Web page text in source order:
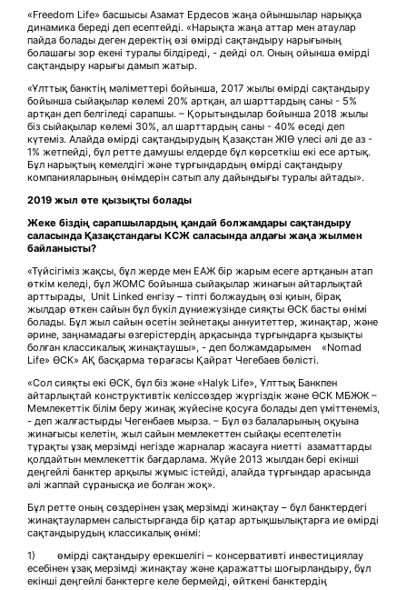
«Freedom Life» басшысы Азамат Ердесов жаңа ойыншылар нарыққа
динамика береді деп есептейді. «Нарықта жаңа аттар мен атаулар
пайда болады деген деректің өзі өмірді сақтандыру нарығының
болашағы зор екені туралы білдіреді, - дейді ол. Оның ойынша өмірді
сақтандыру нарығы дамып жатыр.
«Ұлттық банктің мәліметтері бойынша, 2017 жылы өмірді сақтандыру
бойынша сыйақылар көлемі 20% артқан, ал шарттардың саны - 5%
артқан деп белгіледі сарапшы. – Қорытындылар бойынша 2018 жылы
біз сыйақылар көлемі 30%, ал шарттардың саны - 40% өседі деп
күтеміз. Алайда өмірді сақтандырудың Қазақстан ЖІӨ үлесі әлі де аз -
1% жетпейді, бұл ретте дамушы елдерде бұл көрсеткіш екі есе артық.
Бұл нарықтың кемелдігі және тұрғындардың өмірді сақтандыру
компанияларының өнімдерін сатып алу дайындығы туралы айтады».
2019 жыл өте қызықты болады
Жеке біздің сарапшылардың қандай болжамдары сақтандыру
саласында Қазақстандағы КСЖ саласында алдағы жаңа жылмен
байланысты?
«Түйсігіміз жақсы, бұл жерде мен ЕАЖ бір жарым есеге артқанын атап
өткім келеді, бұл ЖОМС бойынша сыйақылар жинағын айтарлықтай
арттырады, Unit Linked енгізу – тіпті болжаудың өзі қиын, бірақ
жылдар өткен сайын бұл бүкіл дүниежүзінде сияқты ӨСК басты өнімі
болады. Бұл жыл сайын өсетін зейнетақы аннуитеттер, жинақтар, және
әрине, заңнамадағы өзгерістердің арқасында тұрғындарға қызықты
болған классикалық жинақтаушы», - деп болжамдарымен «Nomad
Life» ӨСК» АҚ басқарма төрағасы Қайрат Чегебаев бөлісті.
«Сол сияқты екі ӨСК, бұл біз және «Halyk Life», Ұлттық Банкпен
айтарлықтай конструктивтік келіссөздер жүргіздік және ӨСК МБЖЖ –
Мемлекеттік білім беру жинақ жүйесіне қосуға болады деп үміттенеміз,
- деп жалғастырды Чегенбаев мырза. – Бұл өз балаларының оқуына
жинағысы келетін, жыл сайын мемлекеттен сыйақы есептелетін
тұрақты ұзақ мерзімді негізде жарналар жасауға ниетті азаматтарды
қолдайтын мемлекеттік бағдарлама. Жүйе 2013 жылдан бері екінші
деңгейлі банктер арқылы жұмыс істейді, алайда тұрғындар арасында
әлі жаппай сұранысқа ие болған жоқ».
Бұл ретте оның сөздерінен ұзақ мерзімді жинақтау – бұл банктердегі
жинақтаулармен салыстырғанда бір қатар артықшылықтарға ие өмірді
сақтандырудың классикалық өнімі:
1) өмірді сақтандыру ерекшелігі – консервативті инвестициялау
есебінен ұзақ мерзімді жинақтау және қаражатты шоғырландыру, бұл
екінші деңгейлі банктерге келе бермейді, өйткені банктердің